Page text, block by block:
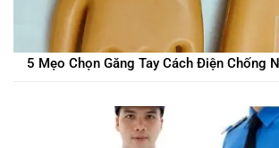
5 Mẹo Chọn Găng Tay Cách Điện Chống